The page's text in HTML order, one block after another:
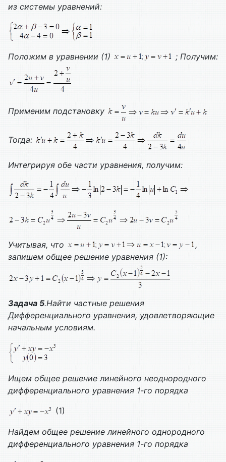
из системы уравнений:
Положим в уравнении (1) ; Получим:
Применим подстановку
Тогда:
Интегрируя обе части уравнения, получим:
Учитывая, что
,
запишем общее решение уравнения (1):
Задача 5.Найти частные решения
Дифференциального уравнения, удовлетворяющие
начальным условиям.
Ищем общее решение линейного неоднородного
дифференциального уравнения 1-го порядка
(1)
Найдем общее решение линейного однородного
дифференциального уравнения 1-го порядка